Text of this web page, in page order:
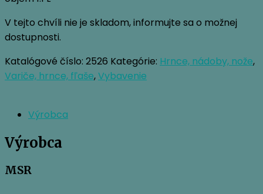
V tejto chvíli nie je skladom, informujte sa o možnej
dostupnosti.
Katalógové číslo: 2526 Kategórie: Hrnce, nádoby, nože,
Variče, hrnce, fľaše,Vybavenie
Výrobca
Výrobca
MSR